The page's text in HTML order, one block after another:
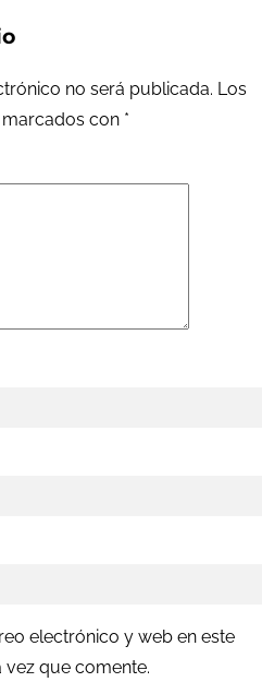
no será publicada. Los
con *
electrónico y web en este
que comente.